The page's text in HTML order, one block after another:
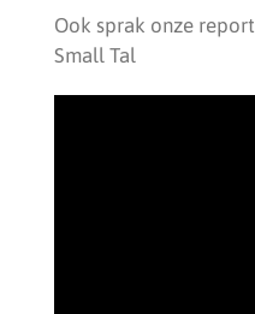
Ook sprak onze
Small Tal